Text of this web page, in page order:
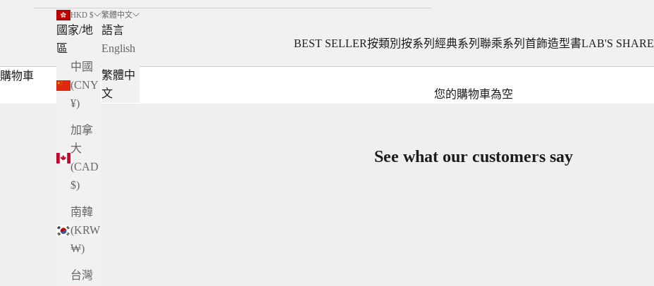
BEST SELLER按類別 按系列 經典系列 聯乘系列 首飾造型書LAB'S SHARE
HKD $
國家/地
區
中國
(CNY
¥)
加拿
大
(CAD
$)
南韓
(KRW
₩)
台灣
繁體中文
語言
English
繁體中
文
購物車
您的購物車為空
See what our customers say